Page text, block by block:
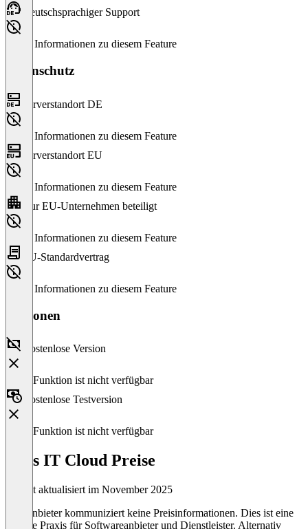
Deutschsprachiger Support
Keine Informationen zu diesem Feature
Datenschutz
Serverstandort DE
Keine Informationen zu diesem Feature
Serverstandort EU
Keine Informationen zu diesem Feature
Nur EU-Unternehmen beteiligt
Keine Informationen zu diesem Feature
EU-Standardvertrag
Keine Informationen zu diesem Feature
Versionen
Kostenlose Version
Diese Funktion ist nicht verfügbar
Kostenlose Testversion
Diese Funktion ist nicht verfügbar
Bucs IT Cloud Preise
Zuletzt aktualisiert im November 2025
Der Anbieter kommuniziert keine Preisinformationen. Dies ist eine
übliche Praxis für Softwareanbieter und Dienstleister. Alternativ